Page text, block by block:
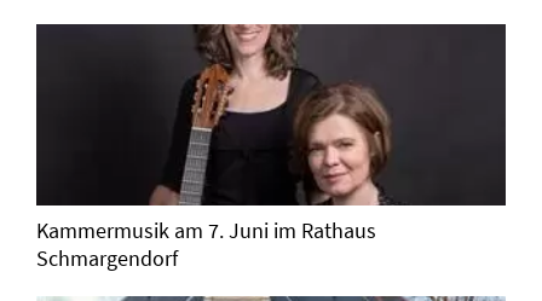
Kammermusik am 7. Juni im Rathaus
Schmargendorf